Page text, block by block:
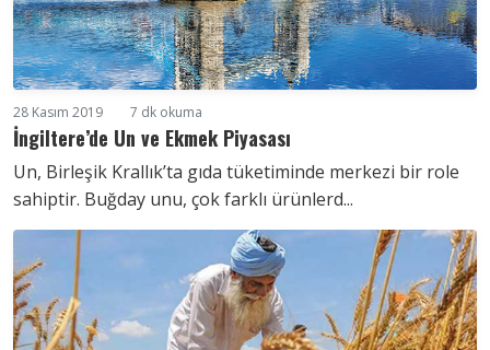
28 Kasım 2019 7 dk okuma
İngiltere’de Un ve Ekmek Piyasası
Un, Birleşik Krallık’ta gıda tüketiminde merkezi bir role
sahiptir. Buğday unu, çok farklı ürünlerd...